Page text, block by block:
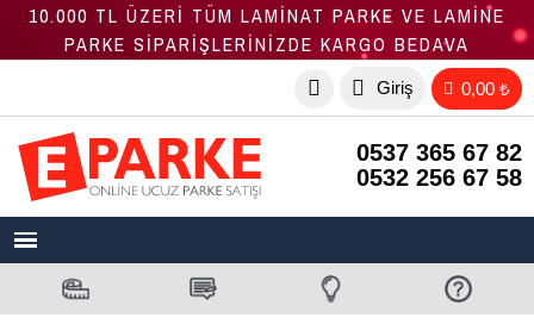
10.000 TL ÜZERİ TÜM LAMİNAT PARKE VE LAMİNE
PARKE SİPARİŞLERİNİZDE KARGO BEDAVA
Giriş 0,00 ₺
0537 365 67 82
0532 256 67 58